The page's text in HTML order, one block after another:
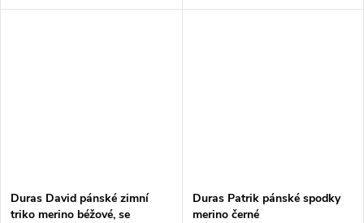
ideálním pomocníkem pro zimní
Duras David pánské zimní
triko merino béžové, se
Duras Patrik pánské spodky
merino černé